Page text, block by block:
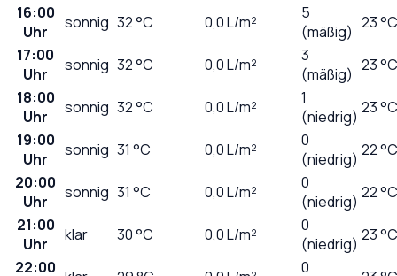
16:00
Uhr
sonnig 32°C 0,0L/m²
5
(mäßig) 23 °C
17:00
Uhr
sonnig 32°C 0,0L/m²
3
(mäßig) 23 °C
18:00
Uhr
sonnig 32°C 0,0L/m²
1
(niedrig) 23 °C
19:00
Uhr
sonnig 31 °C 0,0L/m²
0
(niedrig) 22 °C
20:00
Uhr
sonnig 31 °C 0,0L/m²
0
(niedrig) 22 °C
21:00
Uhr
klar 30°C 0,0L/m²
0
(niedrig) 23 °C
22:00
0